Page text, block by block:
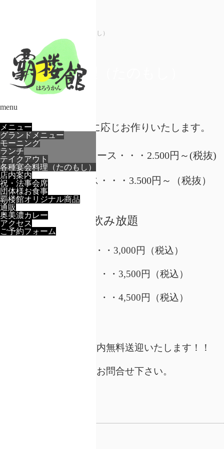
menu
メニュー
グランドメニュー
モーニング
ランチ
テイクアウト
各種宴会料理（たのもし）
店内案内
祝・法事会席
団体様お食事
覇楼館オリジナル商品
通販
奥美濃カレー
アクセス
ご予約フォーム
各種宴会料理（たのもし）
各種宴会料理（たのもし）
ご予算・ご要望に応じお作りいたします。
・たのもし/宴会コース・・・2.500円～(税抜)
・宴会会席コース・・・3.500円～（税抜）
飲み放題
・９０分・・・3,000円（税込）
・１２０分・・・3,500円（税込）
・１８０分・・・4,500円（税込）
５名様より郡上市内無料送迎いたします！！
お気軽にお問合せ下さい。